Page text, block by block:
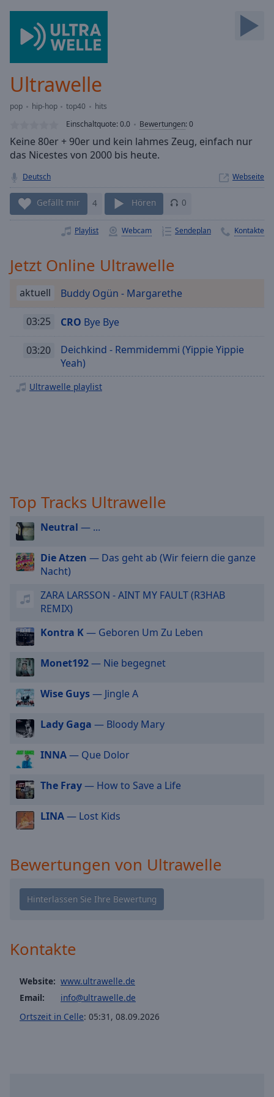
Forward
Mute
Loaded:
Stream
TypeLIVE
live,
currently
behind
LIVE
Remaining
1x
Rate
Chapters
descriptions
subtitles
settings
dialog
subtitles
off
selected
Audio
Track
Picture-
in-
Picture
Fullscreen
This
window.
Beginning
dialog
window.
Escape
close
window.
Background
Ultrawelle
pop hip-hop top40
hits
Einschaltquote:0.0 Bewertungen:0
Keine 80er + 90er und kein lahmes Zeug, einfach nur
das Nicestes von 2000 bis heute.
Deutsch Webseite
Gefällt mir 4 Hören 0
Playlist Webcam Sendeplan Kontakte
Jetzt Online Ultrawelle
aktuell Buddy Ogün - Margarethe
03:25 CRO Bye Bye
03:20
Deichkind - Remmidemmi (Yippie Yippie
Yeah)
Ultrawelle playlist
Top Tracks Ultrawelle
Neutral — ...
Die Atzen — Das geht ab (Wir feiern die ganze
Nacht)
ZARA LARSSON - AINT MY FAULT (R3HAB
REMIX)
Kontra K— Geboren Um Zu Leben
Monet192— Nie begegnet
Wise Guys— Jingle A
Lady Gaga — Bloody Mary
INNA— Que Dolor
The Fray— How to Save a Life
LINA— Lost Kids
Bewertungen von Ultrawelle
Kontakte
Website: www.ultrawelle.de
Email:
info@ultrawelle.de
Ortszeit in Celle: 05:31 , 08.09.2026